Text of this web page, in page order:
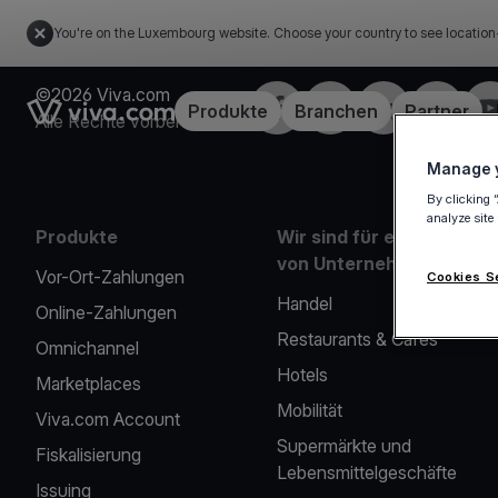
You're on the Luxembourg website. Choose your country to see
Link to the homepageProdukte Branchen Partner
©2026 Viva.com
Alle Rechte vorbehalten
Facebook
X LinkedInInstagram
Produkte
Vor-Ort-Zahlungen
Online-Zahlungen
Omnichannel
Marketplaces
Viva.com Account
Fiskalisierung
Issuing
Wir sind für eine Reihe
von Unternehmen da
Handel
Restaurants & Cafés
Hotels
Mobilität
Supermärkte und
Lebensmittelgeschäfte
Manage
By clicking
analyze
Cookies